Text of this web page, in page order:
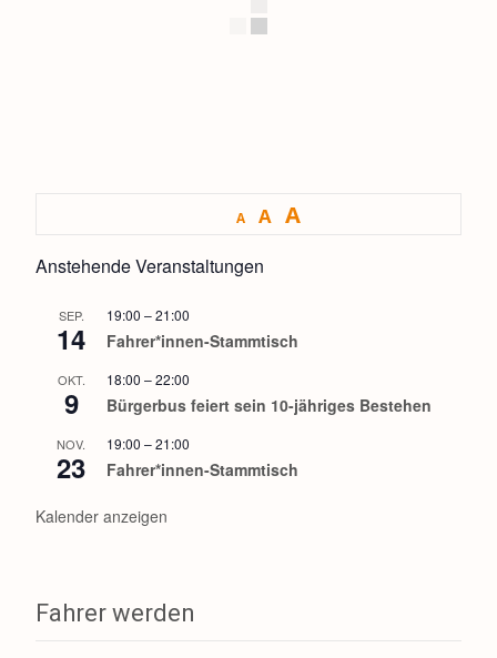
A A A
Anstehende Veranstaltungen
SEP.
14
19:00 –21:00
Fahrer*innen-Stammtisch
OKT.
9
18:00 –22:00
Bürgerbus feiert sein 10-jähriges Bestehen
NOV.
23
19:00 –21:00
Fahrer*innen-Stammtisch
Kalender anzeigen
Fahrer werden